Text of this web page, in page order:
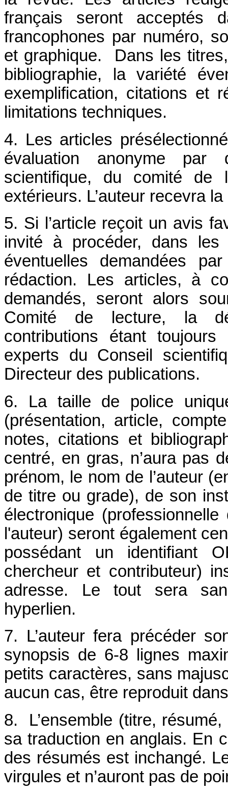
français seront
francophones par numéro,
et graphique. Dans les
bibliographie, la variété
exemplification, citations et
limitations techniques.
4. Les articles
évaluation anonyme
scientifique, du comité de
extérieurs. L’auteur recevra
5. Si l’article reçoit un avis
invité à procéder, dans
éventuelles demandées
rédaction. Les articles, à
demandés, seront alors
Comité de lecture, la
contributions étant
experts du Conseil
Directeur des publications.
6. La taille de police
(présentation, article,
notes, citations et
centré, en gras, n’aura pas
prénom, le nom de l’auteur
de titre ou grade), de son
électronique
l'auteur) seront également
possédant un identifiant
chercheur et contributeur)
adresse. Le tout sera
hyperlien.
7. L’auteur fera précéder
synopsis de 6-8 lignes
petits caractères, sans
aucun cas, être reproduit
8. L’ensemble (titre,
sa traduction en anglais. En
des résumés est inchangé.
virgules et n’auront pas de